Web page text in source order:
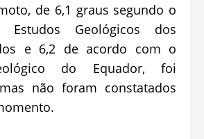
de 6,1 graus segundo o
Geológicos dos
e 6,2 de acordo com o
do Equador, foi
não foram constatados